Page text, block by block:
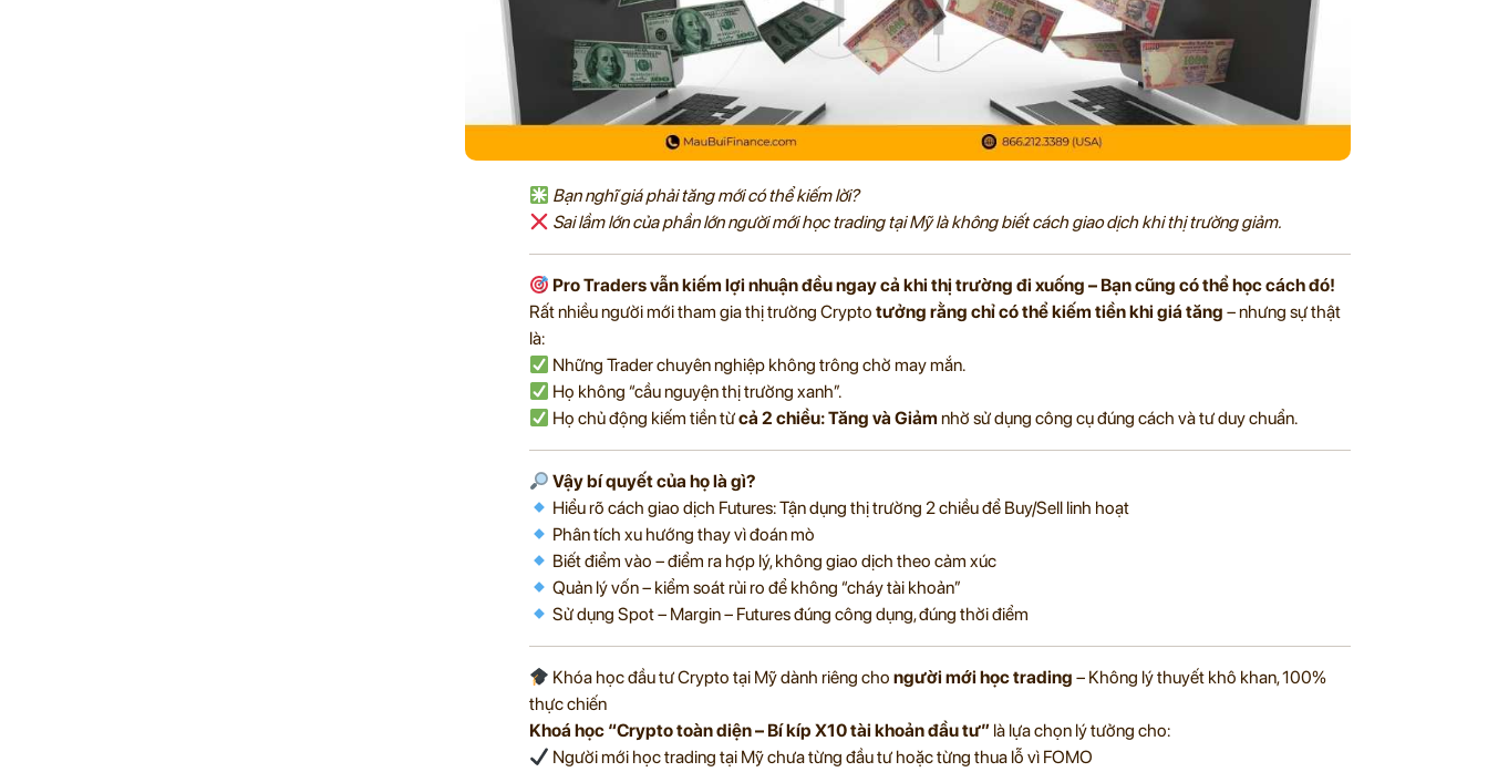
Bạn nghĩ giá phải tăng mới có thể kiếm lời?
Sai lầm lớn của phần lớn người mới học trading tại Mỹ là không biết cách giao dịch khi thị trường giảm.
Pro Traders vẫn kiếm lợi nhuận đều ngay cả khi thị trường đi xuống – Bạn cũng có thể học cách đó!
Rất nhiều người mới tham gia thị trường Crypto tưởng rằng chỉ có thể kiếm tiền khi giá tăng – nhưng sự thật
là:
Những Trader chuyên nghiệp không trông chờ may mắn.
Họ không “cầu nguyện thị trường xanh”.
Họ chủ động kiếm tiền từcả 2 chiều: Tăng và Giảmnhờ sử dụng công cụ đúng cách và tư duy chuẩn.
Vậy bí quyết của họ là gì?
Hiểu rõ cách giao dịch Futures: Tận dụng thị trường 2 chiều để Buy/Sell linh hoạt
Phân tích xu hướng thay vì đoán mò
Biết điểm vào – điểm ra hợp lý, không giao dịch theo cảm xúc
Quản lý vốn – kiểm soát rủi ro để không “cháy tài khoản”
Sử dụng Spot – Margin – Futures đúng công dụng, đúng thời điểm
Khóa học đầu tư Crypto tại Mỹ dành riêng chongười mới học trading – Không lý thuyết khô khan, 100%
thực chiến
Khoá học “Crypto toàn diện – Bí kíp X10 tài khoản đầu tư” là lựa chọn lý tưởng cho:
Người mới học trading tại Mỹ chưa từng đầu tư hoặc từng thua lỗ vì FOMO